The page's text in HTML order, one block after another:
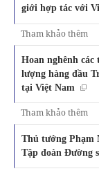
giới hợp tác với
Tham khảo thêm
Hoan nghênh các
lượng hàng đầu
tại Việt Nam
Tham khảo thêm
Thủ tướng Phạm
Tập đoàn Đường